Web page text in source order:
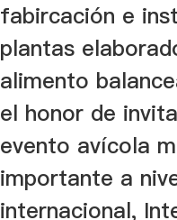
fabircación e
plantas
alimento
el honor de
evento avícola
importante a
internacional,